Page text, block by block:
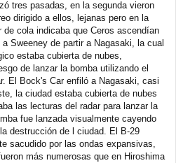
tres pasadas, en la segunda vieron
dirigido a ellos, lejanas pero en la
cola indicaba que Ceros ascendían
Sweeney de partir a Nagasaki, la cual
estaba cubierta de nubes,
de lanzar la bomba utilizando el
El Bock's Car enfiló a Nagasaki, casi
la ciudad estaba cubierta de nubes
las lecturas del radar para lanzar la
fue lanzada visualmente cayendo
destrucción de l ciudad. El B-29
sacudido por las ondas expansivas,
más numerosas que en Hiroshima